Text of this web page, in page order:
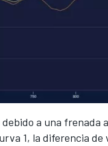
a una frenada
1, la diferencia de